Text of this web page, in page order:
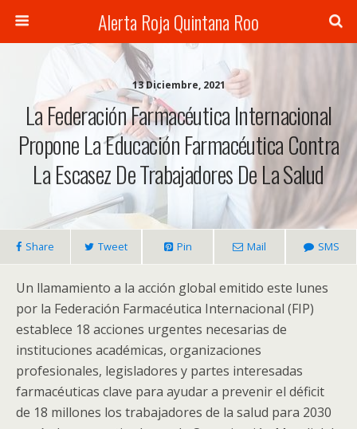
Alerta Roja Quintana Roo
13 Diciembre, 2021
La Federación Farmacéutica Internacional
Propone La Educación Farmacéutica Contra
La Escasez De Trabajadores De La Salud
Share Tweet Pin Mail SMS
Un llamamiento a la acción global emitido este lunes
por la Federación Farmacéutica Internacional (FIP)
establece 18 acciones urgentes necesarias de
instituciones académicas, organizaciones
profesionales, legisladores y partes interesadas
farmacéuticas clave para ayudar a prevenir el déficit
de 18 millones los trabajadores de la salud para 2030